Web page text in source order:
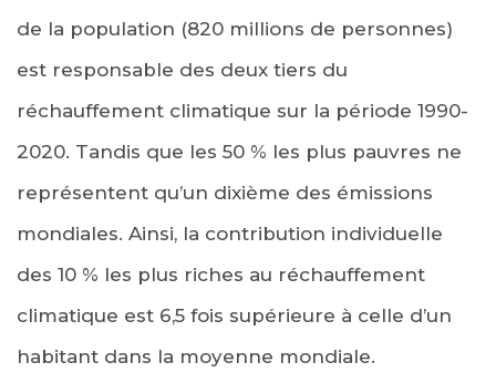
de la population (820 millions de personnes)
est responsable des deux tiers du
réchauffement climatique sur la période 1990-
2020. Tandis que les 50 % les plus pauvres ne
représentent qu’un dixième des émissions
mondiales. Ainsi, la contribution individuelle
des 10 % les plus riches au réchauffement
climatique est 6,5 fois supérieure à celle d’un
habitant dans la moyenne mondiale.